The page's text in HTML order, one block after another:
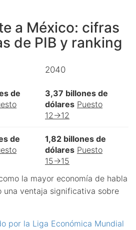
a México: cifras
de PIB y ranking
2040
de
3,37 billones de
dólares Puesto
12→12
de
1,82 billones de
dólares Puesto
15→15
la mayor economía de habla
una ventaja significativa sobre
por la Liga Económica Mundial